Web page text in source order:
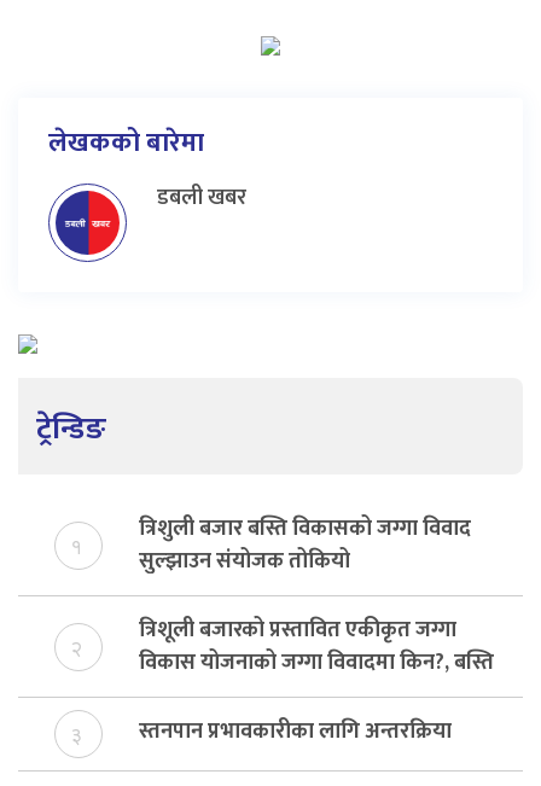
लेखकको बारेमा
डबली खबर
ट्रेन्डिङ
१
त्रिशुली बजार बस्ति विकासको जग्गा विवाद
सुल्झाउन संयोजक तोकियो
२
त्रिशूली बजारको प्रस्तावित एकीकृत जग्गा
विकास योजनाको जग्गा विवादमा किन?, बस्ति
विकास दर्ता नभए समिति विघटन हुने
३ स्तनपान प्रभावकारीका लागि अन्तरक्रिया